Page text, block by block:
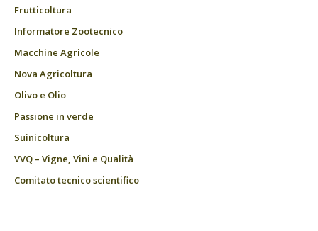
Frutticoltura
Informatore Zootecnico
Macchine Agricole
Nova Agricoltura
Olivo e Olio
Passione in verde
Suinicoltura
VVQ – Vigne, Vini e Qualità
Comitato tecnico scientifico